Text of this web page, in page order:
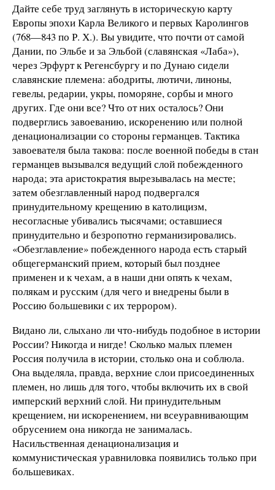
Дайте себе труд заглянуть в историческую карту
Европы эпохи Карла Великого и первых Каролингов
(768—843 по Р. Х.). Вы увидите, что почти от самой
Дании, по Эльбе и за Эльбой (славянская «Лаба»),
через Эрфурт к Регенсбургу и по Дунаю сидели
славянские племена: абодриты, лютичи, линоны,
гевелы, редарии, укры, поморяне, сорбы и много
других. Где они все? Что от них осталось? Они
подверглись завоеванию, искоренению или полной
денационализации со стороны германцев. Тактика
завоевателя была такова: после военной победы в стан
германцев вызывался ведущий слой побежденного
народа; эта аристократия вырезывалась на месте;
затем обезглавленный народ подвергался
принудительному крещению в католицизм,
несогласные убивались тысячами; оставшиеся
принудительно и безропотно германизировались.
«Обезглавление» побежденного народа есть старый
общегерманский прием, который был позднее
применен и к чехам, а в наши дни опять к чехам,
полякам и русским (для чего и внедрены были в
Россию большевики с их террором).
Видано ли, слыхано ли что-нибудь подобное в истории
России? Никогда и нигде! Сколько малых племен
Россия получила в истории, столько она и соблюла.
Она выделяла, правда, верхние слои присоединенных
племен, но лишь для того, чтобы включить их в свой
имперский верхний слой. Ни принудительным
крещением, ни искоренением, ни всеуравнивающим
обрусением она никогда не занималась.
Насильственная денационализация и
коммунистическая уравниловка появились только при
большевиках.